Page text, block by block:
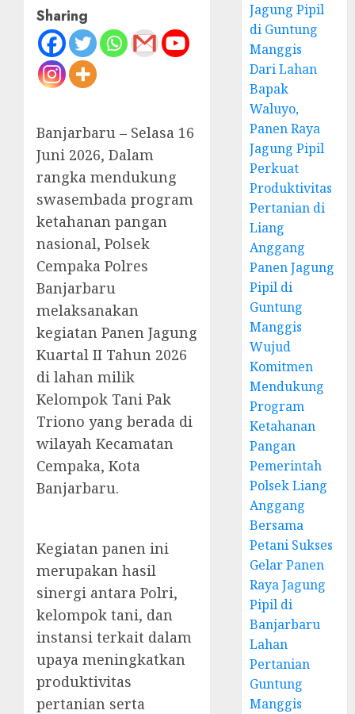
Sharing
Banjarbaru – Selasa 16
Juni 2026, Dalam
rangka mendukung
swasembada program
ketahanan pangan
nasional, Polsek
Cempaka Polres
Banjarbaru
melaksanakan
kegiatan Panen Jagung
Kuartal II Tahun 2026
di lahan milik
Kelompok Tani Pak
Triono yang berada di
wilayah Kecamatan
Cempaka, Kota
Banjarbaru.
Kegiatan panen ini
merupakan hasil
sinergi antara Polri,
kelompok tani, dan
instansi terkait dalam
upaya meningkatkan
produktivitas
pertanian serta
Jagung Pipil
di Guntung
Manggis
Dari Lahan
Bapak
Waluyo,
Panen Raya
Jagung Pipil
Perkuat
Produktivitas
Pertanian di
Liang
Anggang
Panen Jagung
Pipil di
Guntung
Manggis
Wujud
Komitmen
Mendukung
Program
Ketahanan
Pangan
Pemerintah
Polsek Liang
Anggang
Bersama
Petani Sukses
Gelar Panen
Raya Jagung
Pipil di
Banjarbaru
Lahan
Pertanian
Guntung
Manggis